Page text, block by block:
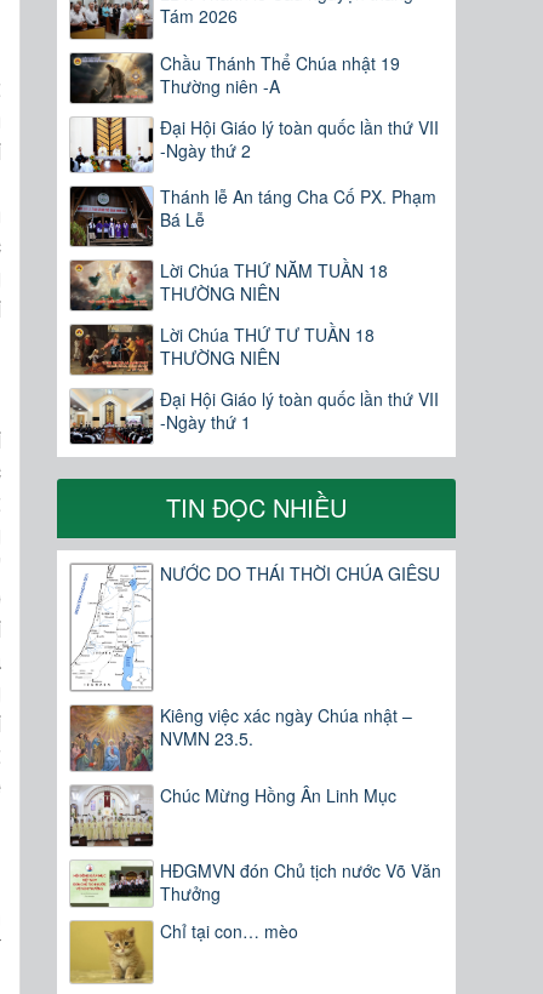
Tám 2026
Chầu Thánh Thể Chúa nhật 19
Thường niên -A
Đại Hội Giáo lý toàn quốc lần thứ VII
-Ngày thứ 2
Thánh lễ An táng Cha Cố PX. Phạm
Bá Lễ
Lời Chúa THỨ NĂM TUẦN 18
THƯỜNG NIÊN
Lời Chúa THỨ TƯ TUẦN 18
THƯỜNG NIÊN
Đại Hội Giáo lý toàn quốc lần thứ VII
-Ngày thứ 1
TIN ĐỌC NHIỀU
NƯỚC DO THÁI THỜI CHÚA GIÊSU
Kiêng việc xác ngày Chúa nhật –
NVMN 23.5.
Chúc Mừng Hồng Ân Linh Mục
HĐGMVN đón Chủ tịch nước Võ Văn
Thưởng
Chỉ tại con… mèo